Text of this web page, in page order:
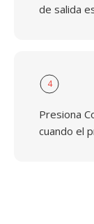
de salida
4
Presiona
cuando el